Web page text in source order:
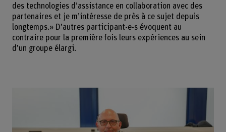
des technologies d’assistance en collaboration avec des
partenaires et je m’intéresse de près à ce sujet depuis
longtemps.» D’autres participant-e-s évoquent au
contraire pour la première fois leurs expériences au sein
d’un groupe élargi.